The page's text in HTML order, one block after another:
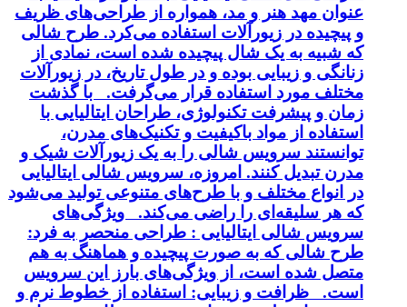
عنوان مهد هنر و مد، همواره از طراحی‌های ظریف
و پیچیده در زیورآلات استفاده می‌کرد. طرح شالی
که شبیه به یک شال پیچیده شده است، نمادی از
زنانگی و زیبایی بوده و در طول تاریخ، در زیورآلات
مختلف مورد استفاده قرار می‌گرفت. با گذشت
زمان و پیشرفت تکنولوژی، طراحان ایتالیایی با
استفاده از مواد باکیفیت و تکنیک‌های مدرن،
توانستند سرویس شالی را به یک زیورآلات شیک و
مدرن تبدیل کنند. امروزه، سرویس شالی ایتالیایی
در انواع مختلف و با طرح‌های متنوعی تولید می‌شود
که هر سلیقه‌ای را راضی می‌کند. ویژگی‌های
سرویس شالی ایتالیایی : طراحی منحصر به فرد:
طرح شالی که به صورت پیچیده و هماهنگ به هم
متصل شده است، از ویژگی‌های بارز این سرویس
است. ظرافت و زیبایی: استفاده از خطوط نرم و